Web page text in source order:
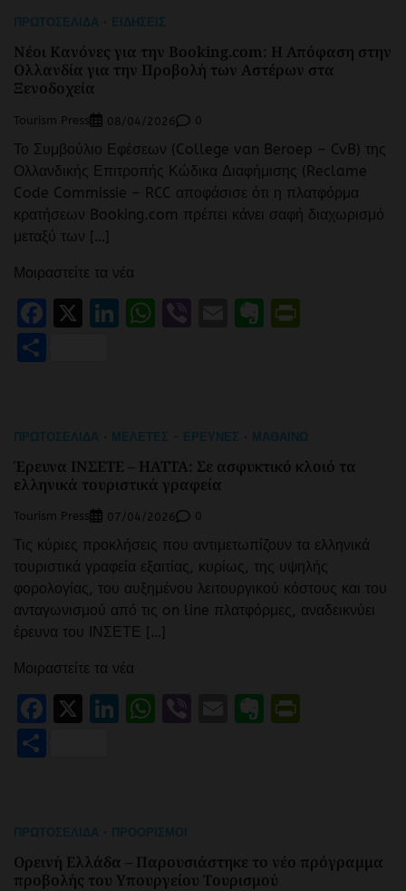
ΠΡΩΤΟΣΈΛΙΔΑ ΕΙΔΉΣΕΙΣ
Νέοι Κανόνες για την Booking.com: Η Απόφαση στην
Ολλανδία για την Προβολή των Αστέρων στα
Ξενοδοχεία
Tourism Press 08/04/2026 0
Το Συμβούλιο Εφέσεων (College van Beroep – CvB) της
Ολλανδικής Επιτροπής Κώδικα Διαφήμισης (Reclame
Code Commissie – RCC αποφάσισε ότι η πλατφόρμα
κρατήσεων Booking.com πρέπει κάνει σαφή διαχωρισμό
μεταξύ των […]
Μοιραστείτε τα νέα
Facebook
X LinkedIn
WhatsApp
ViberEmailEvernote
ΠΡΩΤΟΣΈΛΙΔΑ ΜΕΛΈΤΕΣ - ΈΡΕΥΝΕΣ ΜΑΘΑΊΝΩ
Έρευνα ΙΝΣΕΤΕ – ΗΑΤΤΑ: Σε ασφυκτικό κλοιό τα
ελληνικά τουριστικά γραφεία
Tourism Press 07/04/2026 0
Τις κύριες προκλήσεις που αντιμετωπίζουν τα ελληνικά
τουριστικά γραφεία εξαιτίας, κυρίως, της υψηλής
φορολογίας, του αυξημένου λειτουργικού κόστους και του
ανταγωνισμού από τις on line πλατφόρμες, αναδεικνύει
έρευνα του ΙΝΣΕΤΕ […]
Μοιραστείτε τα νέα
Facebook
X LinkedIn
WhatsApp
ViberEmailEvernote
ΠΡΩΤΟΣΈΛΙΔΑ ΠΡΟΟΡΙΣΜΟΊ
Ορεινή Ελλάδα – Παρουσιάστηκε το νέο πρόγραμμα
προβολής του Υπουργείου Τουρισμού